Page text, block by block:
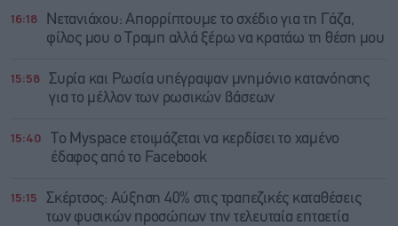
16:18
Νετανιάχου: Απορρίπτουμε το σχέδιο για τη Γάζα,
φίλος μου ο Τραμπ αλλά ξέρω να κρατάω τη θέση μου
15:58
Συρία και Ρωσία υπέγραψαν μνημόνιο κατανόησης
για το μέλλον των ρωσικών βάσεων
15:40
Το Myspace ετοιμάζεται να κερδίσει το χαμένο
έδαφος από το Facebook
15:15
Σκέρτσος: Αύξηση 40% στις τραπεζικές καταθέσεις
των φυσικών προσώπων την τελευταία επταετία